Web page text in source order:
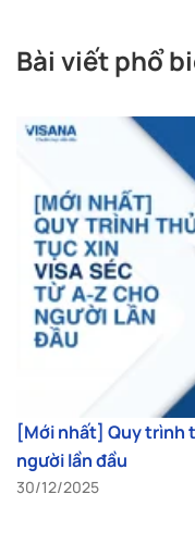
Bài viết phổ
[Mới nhất] Quy trình
người lần đầu
30/12/2025